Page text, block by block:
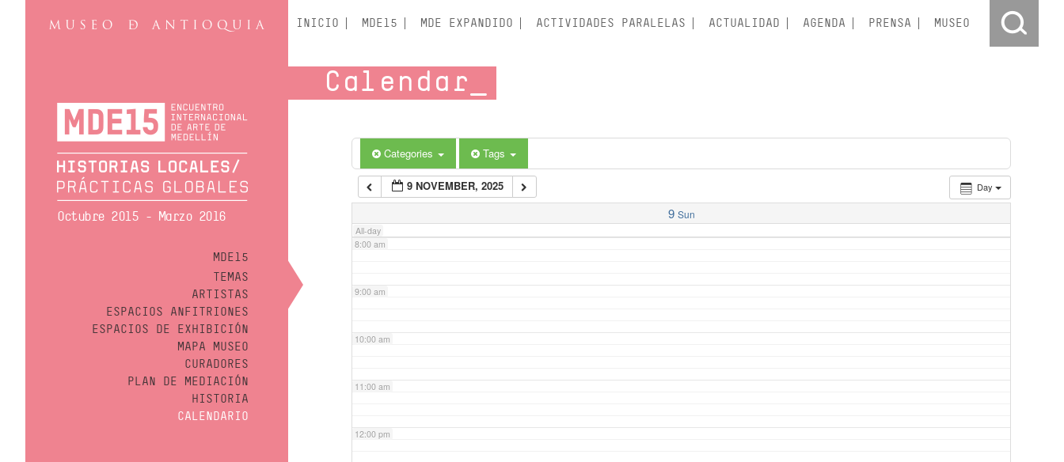
Octubre 2015 - Marzo 2016
MDE15
TEMAS
ARTISTAS
ESPACIOS ANFITRIONES
ESPACIOS DE EXHIBICIÓN
MAPA MUSEO
CURADORES
PLAN DE MEDIACIÓN
HISTORIA
CALENDARIO
INICIO MDE15 MDE EXPANDIDO ACTIVIDADES PARALELAS ACTUALIDAD AGENDA PRENSA MUSEO
Calendar
Categories Tags
Day
9 NOVEMBER, 2025
9 Sun
All-day
5:00 am
6:00 am
7:00 am
8:00 am
9:00 am
10:00 am
11:00 am
12:00 pm